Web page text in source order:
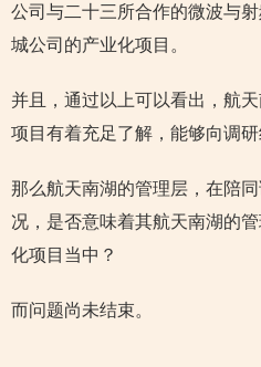
公司与二十三所合作的微波与
城公司的产业化项目。
并且，通过以上可以看出，航
项目有着充足了解，能够向调研
那么航天南湖的管理层，在陪
况，是否意味着其航天南湖的
化项目当中？
而问题尚未结束。